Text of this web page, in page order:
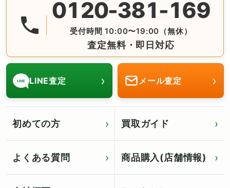
0120-381-169
受付時間 10:00〜19:00（無休）
査定無料・即日対応
無料の電話査定・見積もり お問合せは番号をタップ♪
LINE LINE査定 › メール査定 ›
初めての方 買取ガイド
よくある質問 商品購入(店舗情報)